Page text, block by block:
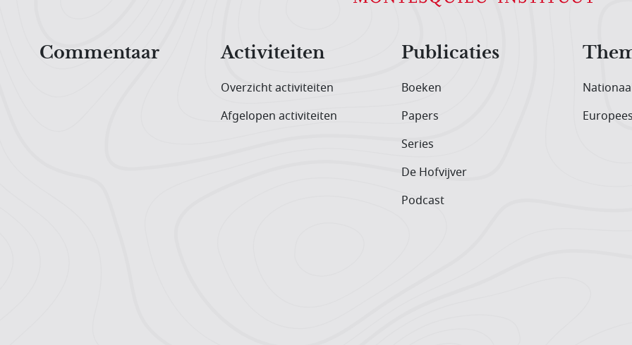
Commentaar
Activiteiten
Overzicht activiteiten
Afgelopen activiteiten
Publicaties
Boeken
Papers
Series
De Hofvijver
Podcast
Europees